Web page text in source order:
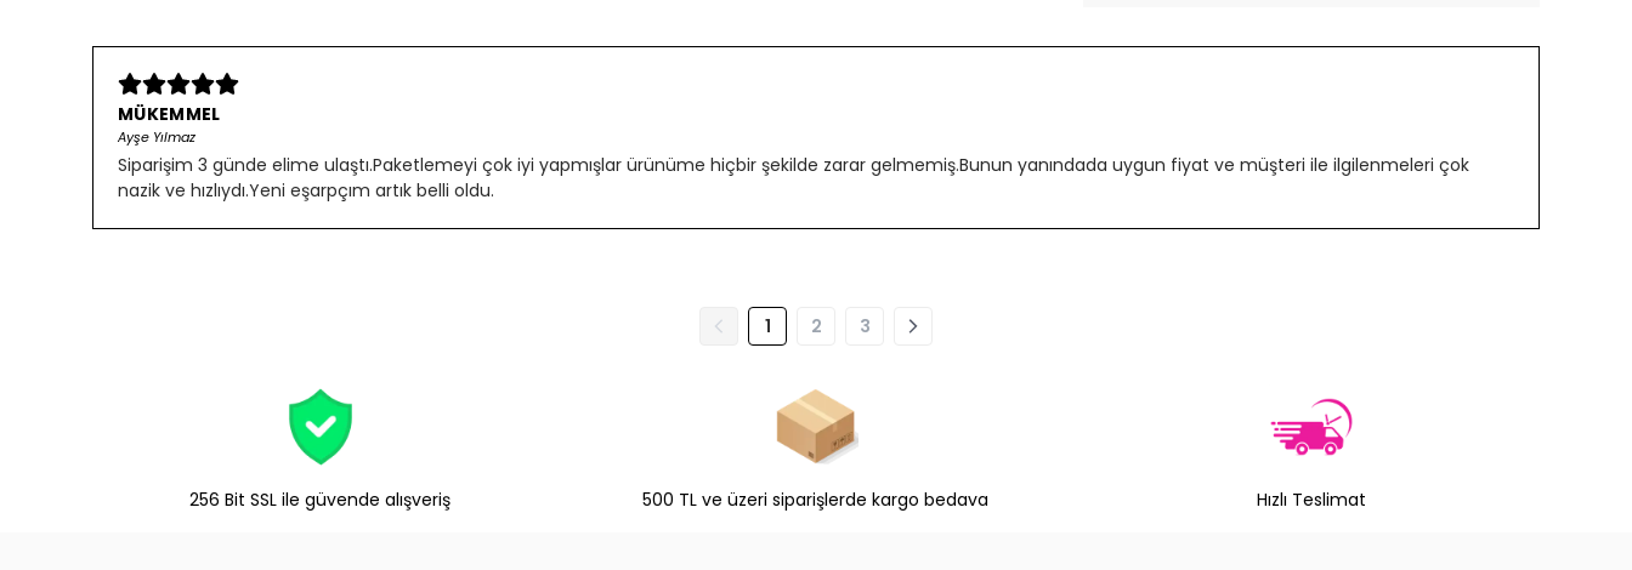
MÜKEMMEL
Ayşe Yılmaz
Siparişim 3 günde elime ulaştı.Paketlemeyi çok iyi yapmışlar ürünüme hiçbir şekilde zarar gelmemiş.Bunun yanındada uygun fiyat ve müşteri ile ilgilenmeleri çok
nazik ve hızlıydı.Yeni eşarpçım artık belli oldu.
1 2 3
256 Bit SSL ile güvende alışveriş 500 TL ve üzeri siparişlerde kargo bedava Hızlı Teslimat